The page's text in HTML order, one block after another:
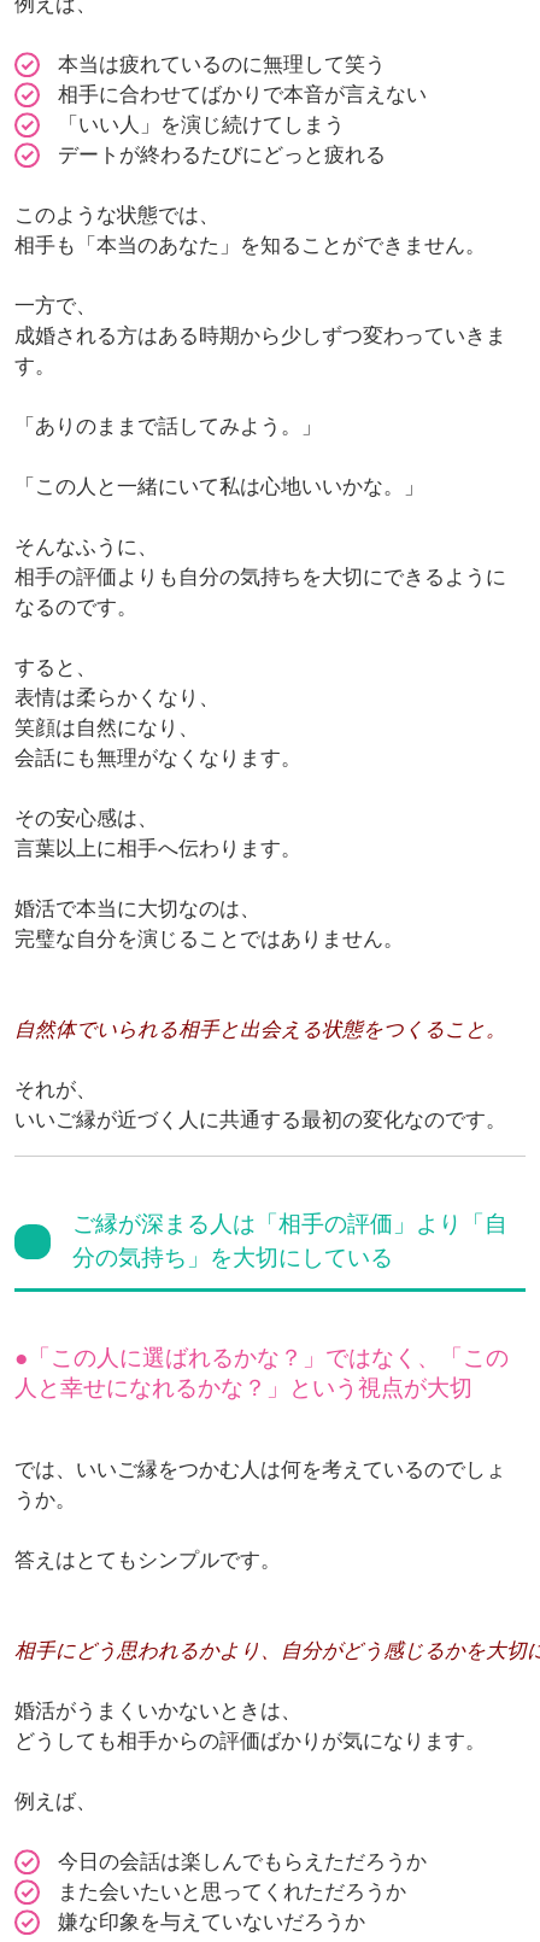
本当は疲れているのに無理して笑う
相手に合わせてばかりで本音が言えない
「いい人」を演じ続けてしまう
デートが終わるたびにどっと疲れる
このような状態では、
相手も「本当のあなた」を知ることができません。
一方で、
成婚される方はある時期から少しずつ変わっていきま
す。
「ありのままで話してみよう。」
「この人と一緒にいて私は心地いいかな。」
そんなふうに、
相手の評価よりも自分の気持ちを大切にできるように
なるのです。
すると、
表情は柔らかくなり、
笑顔は自然になり、
会話にも無理がなくなります。
その安心感は、
言葉以上に相手へ伝わります。
婚活で本当に大切なのは、
完璧な自分を演じることではありません。
自然体でいられる相手と出会える状態をつくること。
それが、
いいご縁が近づく人に共通する最初の変化なのです。
ご縁が深まる人は「相手の評価」より「自
分の気持ち」を大切にしている
「この人に選ばれるかな？」ではなく、「この
人と幸せになれるかな？」という視点が大切
では、いいご縁をつかむ人は何を考えているのでしょ
うか。
答えはとてもシンプルです。
相手にどう思われるかより、自分がどう感じるかを大切
婚活がうまくいかないときは、
どうしても相手からの評価ばかりが気になります。
例えば、
今日の会話は楽しんでもらえただろうか
また会いたいと思ってくれただろうか
嫌な印象を与えていないだろうか